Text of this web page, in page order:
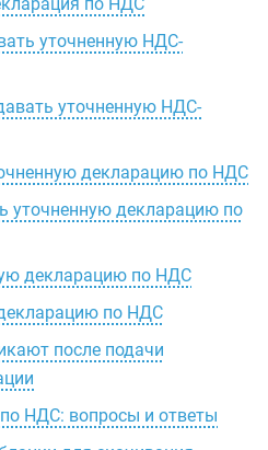
уточненную НДС-
уточненную НДС-
декларацию по НДС
уточненную декларацию по
декларацию по НДС
по НДС
после подачи
НДС: вопросы и ответы